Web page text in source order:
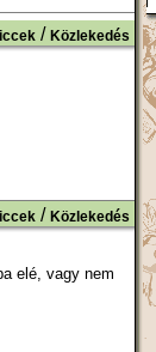
/ Közlekedés
/ Közlekedés
elé, vagy nem